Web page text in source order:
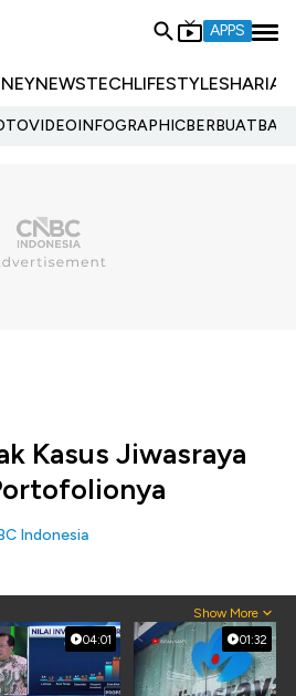
APPS
NEWSTECHLIFESTYLESHARIA
VIDEOINFOGRAPHIC
Kasus Jiwasraya
Indonesia
Show More
04:01 01:32